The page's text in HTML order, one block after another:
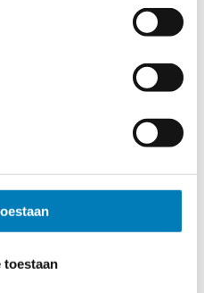
toestaan
deze meerdere malen
spanningstesters, mogen
van belang) Let u erop,
tester de beschermdop
2 is aangebracht, zodat u
is het indrukken van de